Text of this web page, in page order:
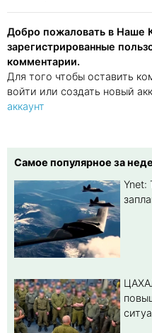
Добро пожаловать в Наше
зарегистрированные
комментарии.
Для того чтобы оставить
войти или создать новый
аккаунт
Самое популярное за
Ynet: